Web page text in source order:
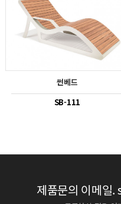
썬베드
SB-111
제품문의 이메일.